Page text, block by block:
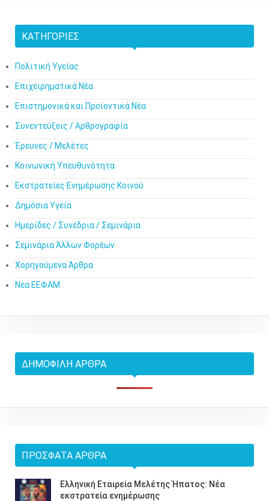
ΚΑΤΗΓΟΡΊΕΣ
Πολιτική Υγείας
Επιχειρηματικά Νέα
Επιστημονικά και Προϊοντικά Νέα
Συνεντεύξεις / Αρθρογραφία
Έρευνες / Μελέτες
Κοινωνική Υπευθυνότητα
Εκστρατείες Ενημέρωσης Κοινού
Δημόσια Υγεία
Ημερίδες / Συνέδρια / Σεμινάρια
Σεμινάρια Άλλων Φορέων
Χορηγούμενα Άρθρα
Νέα ΕΕΦΑΜ
ΔΗΜΟΦΙΛΉ ΆΡΘΡΑ
ΠΡΌΣΦΑΤΑ ΆΡΘΡΑ
Ελληνική Εταιρεία Μελέτης Ήπατος: Νέα
εκστρατεία ενημέρωσης